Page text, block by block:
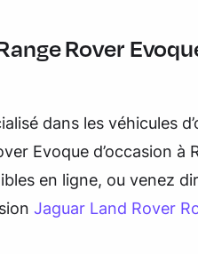
Rover
dans les véhicules
Evoque d’occasion à
en ligne, ou venez
Jaguar Land Rover